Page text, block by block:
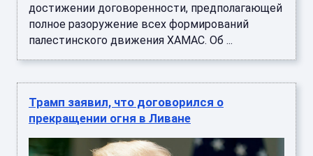
достижении договоренности, предполагающей
полное разоружение всех формирований
палестинского движения ХАМАС. Об ...
Трамп заявил, что договорился о
прекращении огня в Ливане